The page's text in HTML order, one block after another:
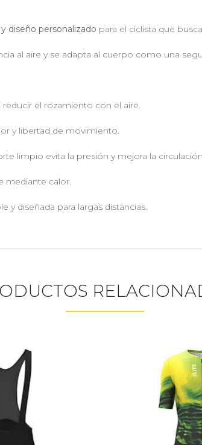
diseño personalizado para el ciclista que
al aire y se adapta al cuerpo como una
el rozamiento con el aire.
y libertad de movimiento.
limpio evita la presión y mejora la
mediante calor.
y diseñada para largas distancias.